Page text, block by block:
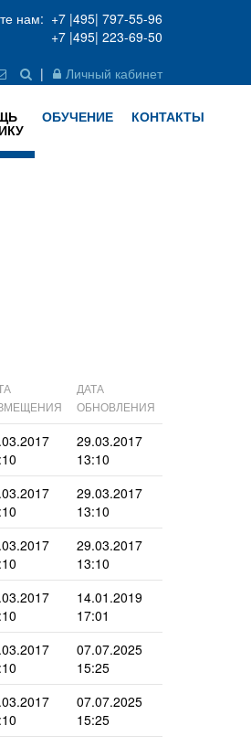
нам: +7 |495| 797-55-96
223-69-50
|
Личный кабинет
ОБУЧЕНИЕ КОНТАКТЫ
ДАТА
ОБНОВЛЕНИЯ
29.03.2017
13:10
29.03.2017
13:10
29.03.2017
13:10
14.01.2019
17:01
07.07.2025
15:25
07.07.2025
15:25